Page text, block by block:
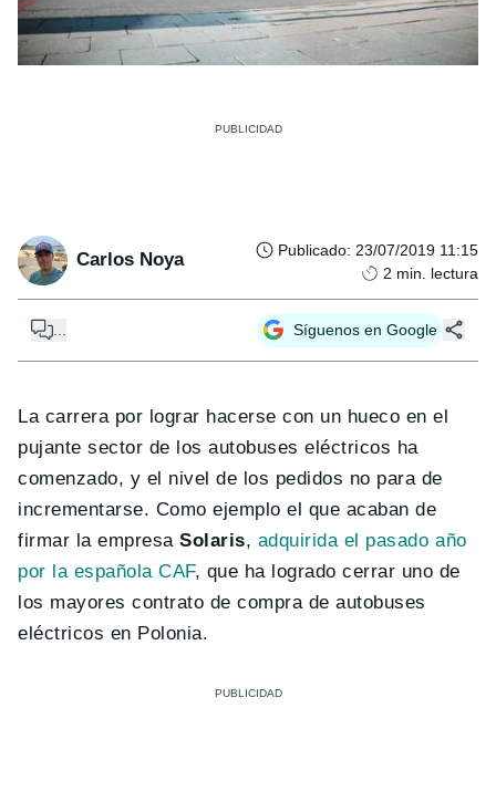
Carlos Noya Publicado: 23/07/2019 11:15
2 min. lectura
Síguenos en Google
La carrera por lograr hacerse con un hueco en el
pujante sector de los autobuses eléctricos ha
comenzado, y el nivel de los pedidos no para de
incrementarse. Como ejemplo el que acaban de
firmar la empresaSolaris, adquirida el pasado año
por la española CAF, que ha logrado cerrar uno de
los mayores contrato de compra de autobuses
eléctricos en Polonia.